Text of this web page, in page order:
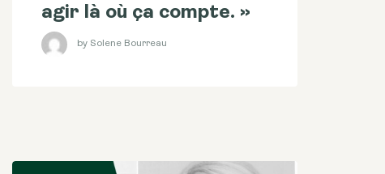
agir là où ça compte. »
by Solene Bourreau